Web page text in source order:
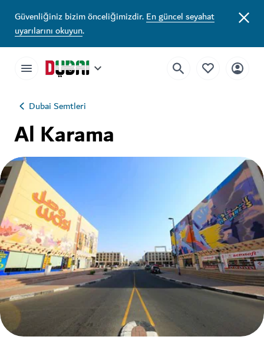
Güvenliğiniz bizim önceliğimizdir.En güncel seyahat
uyarılarını okuyun.
Dubai Semtleri
Al Karama